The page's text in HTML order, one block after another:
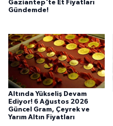
Gaziantep'te Et Fiyatları
Gündemde!
Altında Yükseliş Devam
Ediyor! 6 Ağustos 2026
Güncel Gram, Çeyrek ve
Yarım Altın Fiyatları